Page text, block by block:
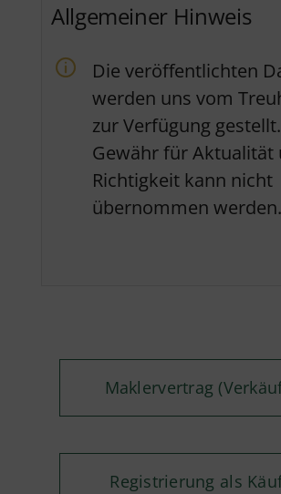
Allgemeiner Hinweis
Die veröffentlichten
werden uns vom
zur Verfügung
Gewähr für Aktualität
Richtigkeit kann nicht
übernommen werden.
Maklervertrag
Registrierung als